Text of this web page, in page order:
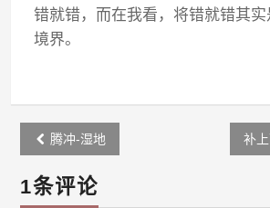
错就错，而在我看，将错就错其
境界。
Post
navigation
腾冲-湿地 补
1条评论